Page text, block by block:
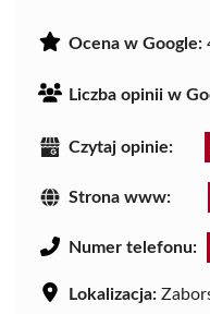
Ocena w Google:
Liczba opinii w
Czytaj opinie:
Strona www:
Numer telefonu:
Lokalizacja: